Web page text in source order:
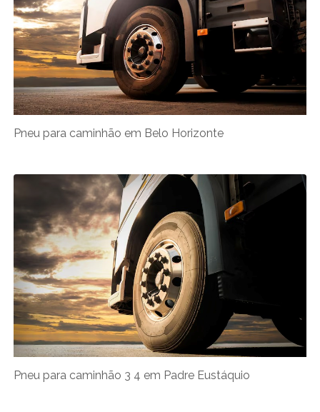
Pneu para caminhão em Belo Horizonte
Pneu para caminhão 3 4 em Padre Eustáquio